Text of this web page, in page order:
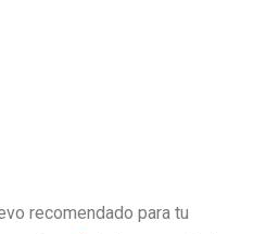
recomendado para tu